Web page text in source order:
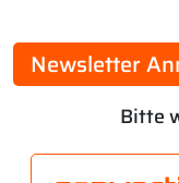
Newsletter
Bitte